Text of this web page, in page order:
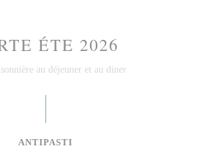
ÉTE 2026
au déjeuner et au diner
ANTIPASTI